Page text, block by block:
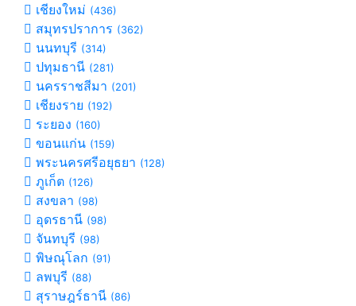
เชียงใหม่ (436)
สมุทรปราการ (362)
นนทบุรี (314)
ปทุมธานี (281)
นครราชสีมา (201)
เชียงราย (192)
ระยอง (160)
ขอนแก่น (159)
พระนครศรีอยุธยา (128)
ภูเก็ต (126)
สงขลา (98)
อุดรธานี (98)
จันทบุรี (98)
พิษณุโลก (91)
ลพบุรี (88)
สุราษฎร์ธานี (86)